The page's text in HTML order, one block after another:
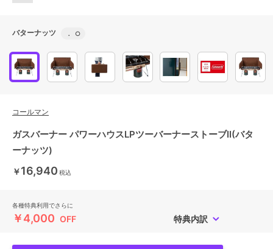
バターナッツ ． ○
コールマン
ガスバーナー パワーハウスLPツーバーナーストーブII(バタ
ーナッツ)
￥16,940 税込
各種特典利用でさらに
￥4,000 OFF 特典内訳